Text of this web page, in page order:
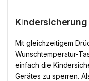
Kindersicherung
Mit gleichzeitigem
Wunschtemperatur-
einfach die
Gerätes zu sperren.